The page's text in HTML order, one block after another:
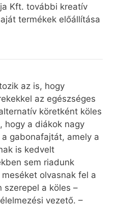
Kft. további kreatív
termékek előállítása
az is, hogy
az egészséges
köretként köles
hogy a diákok nagy
gabonafajtát, amely a
is kedvelt
sem riadunk
olvasnak fel a
szerepel a köles –
vezető. –